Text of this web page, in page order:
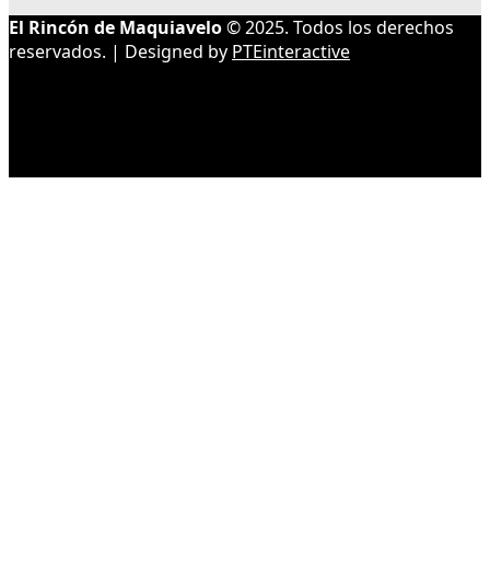
El Rincón de Maquiavelo© 2025. Todos los derechos
reservados. | Designed by PTEinteractive